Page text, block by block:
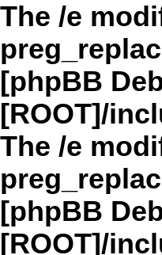
The /e
[phpBB
[ROOT]/
The /e
[phpBB
[ROOT]/